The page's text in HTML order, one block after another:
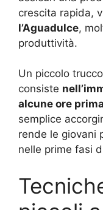
crescita rapida,
l’Aguadulce,
produttività.
Un piccolo
consiste
alcune ore
semplice
rende le giovani
nelle prime fasi